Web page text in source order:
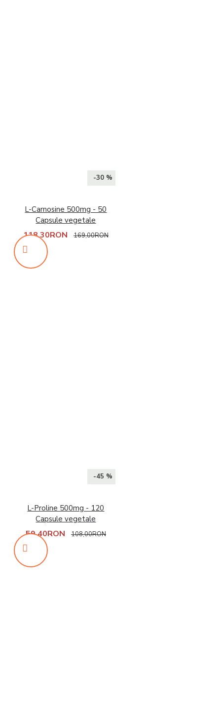
-30 %
L-Carnosine 500mg - 50
Capsule vegetale
118,30RON 169,00RON
-45 %
L-Proline 500mg - 120
Capsule vegetale
59,40RON 108,00RON